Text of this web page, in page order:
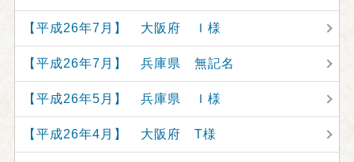
【平成26年7月】 大阪府 Ｉ様
【平成26年7月】 兵庫県 無記名
【平成26年5月】 兵庫県 Ｉ様
【平成26年4月】 大阪府 T様